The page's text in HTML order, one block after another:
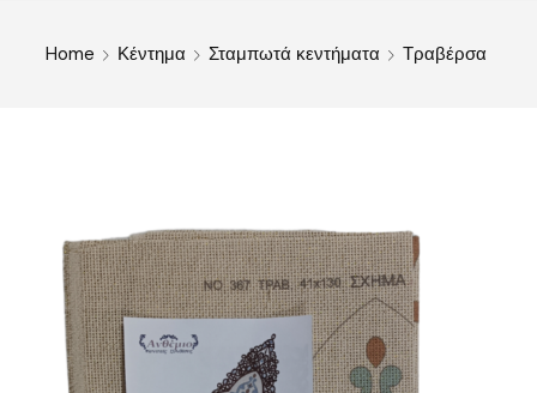
Home Κέντημα Σταμπωτά κεντήματα Τραβέρσα